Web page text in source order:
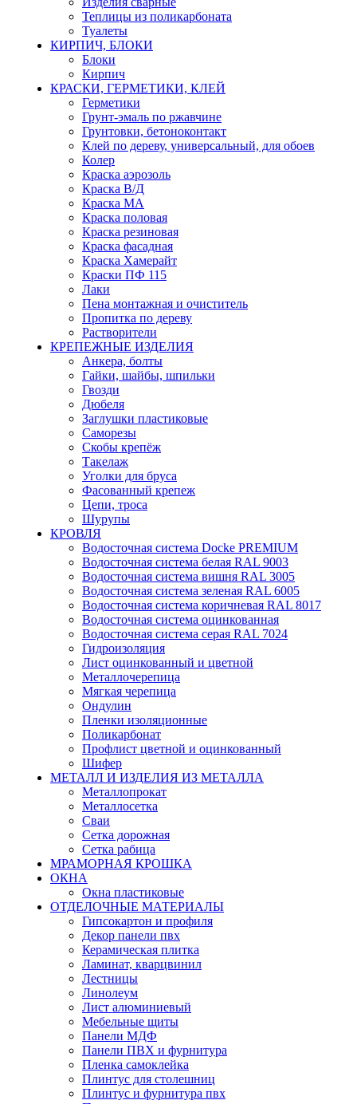
Теплицы из поликарбоната
Туалеты
КИРПИЧ, БЛОКИ
Блоки
Кирпич
КРАСКИ, ГЕРМЕТИКИ, КЛЕЙ
Герметики
Грунт-эмаль по ржавчине
Грунтовки, бетоноконтакт
Клей по дереву, универсальный, для обоев
Колер
Краска аэрозоль
Краска В/Д
Краска МА
Краска половая
Краска резиновая
Краска фасадная
Краска Хамерайт
Краски ПФ 115
Лаки
Пена монтажная и очиститель
Пропитка по дереву
Растворители
КРЕПЕЖНЫЕ ИЗДЕЛИЯ
Анкера, болты
Гайки, шайбы, шпильки
Гвозди
Дюбеля
Заглушки пластиковые
Саморезы
Скобы крепёж
Такелаж
Уголки для бруса
Фасованный крепеж
Цепи, троса
Шурупы
КРОВЛЯ
Водосточная система Docke PREMIUM
Водосточная система белая RAL 9003
Водосточная система вишня RAL 3005
Водосточная система зеленая RAL 6005
Водосточная система коричневая RAL 8017
Водосточная система оцинкованная
Водосточная система серая RAL 7024
Гидроизоляция
Лист оцинкованный и цветной
Металлочерепица
Мягкая черепица
Ондулин
Пленки изоляционные
Поликарбонат
Профлист цветной и оцинкованный
Шифер
МЕТАЛЛ И ИЗДЕЛИЯ ИЗ МЕТАЛЛА
Металлопрокат
Металлосетка
Сваи
Сетка дорожная
Сетка рабица
МРАМОРНАЯ КРОШКА
ОКНА
Окна пластиковые
ОТДЕЛОЧНЫЕ МАТЕРИАЛЫ
Гипсокартон и профиля
Декор панели пвх
Керамическая плитка
Ламинат, кварцвинил
Лестницы
Линолеум
Лист алюминиевый
Мебельные щиты
Панели МДФ
Панели ПВХ и фурнитура
Пленка самоклейка
Плинтус для столешниц
Плинтус и фурнитура пвх